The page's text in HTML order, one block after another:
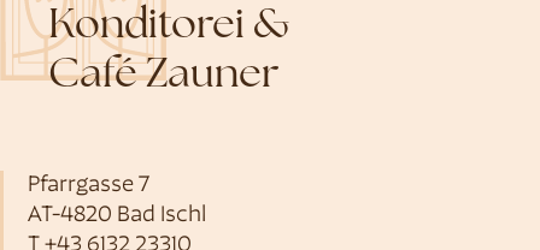
Konditorei &
Café Zauner
Pfarrgasse 7
AT-4820 Bad Ischl